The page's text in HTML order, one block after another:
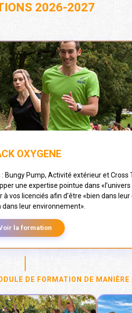
2026-2027
OXYGENE
Bungy Pump, Activité extérieur et Cross
une expertise pointue dans «l’univers
vos licenciés afin d’être «bien dans leur
dans leur environnement».
la formation
DE FORMATION DE